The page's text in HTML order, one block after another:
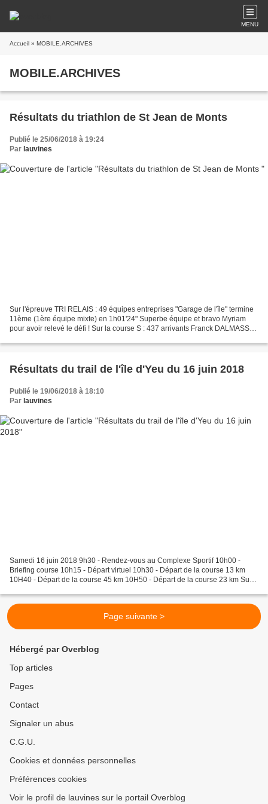
MENU
Accueil » MOBILE.ARCHIVES
MOBILE.ARCHIVES
Résultats du triathlon de St Jean de Monts
Publié le 25/06/2018 à 19:24
Par lauvines
Sur l'épreuve TRI RELAIS : 49 équipes entreprises "Garage de l'île" termine
11ème (1ère équipe mixte) en 1h01'24" Superbe équipe et bravo Myriam
pour avoir relevé le défi ! Sur la course S : 437 arrivants Franck DALMASSO
Résultats du trail de l'île d'Yeu du 16 juin 2018
Publié le 19/06/2018 à 18:10
Par lauvines
Samedi 16 juin 2018 9h30 - Rendez-vous au Complexe Sportif 10h00 -
Briefing course 10h15 - Départ virtuel 10h30 - Départ de la course 13 km
10H40 - Départ de la course 45 km 10H50 - Départ de la course 23 km Sur
Page suivante >
Hébergé par Overblog
Top articles
Pages
Contact
Signaler un abus
C.G.U.
Cookies et données personnelles
Préférences cookies
Voir le profil de lauvines sur le portail Overblog